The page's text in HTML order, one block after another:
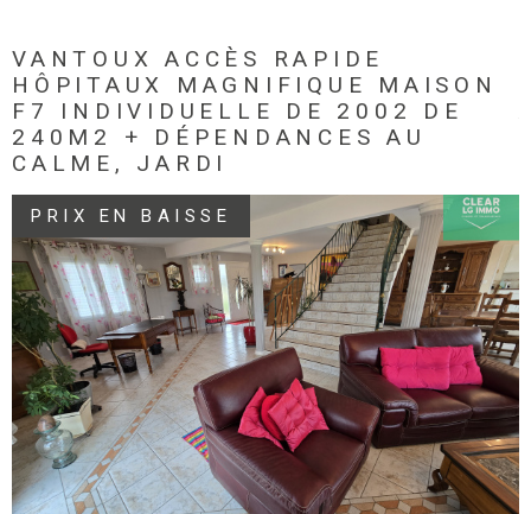
VANTOUX ACCÈS RAPIDE
HÔPITAUX MAGNIFIQUE MAISON
F7 INDIVIDUELLE DE 2002 DE
240M2 + DÉPENDANCES AU
CALME, JARDI
PRIX EN BAISSE
VOIR LE BIEN